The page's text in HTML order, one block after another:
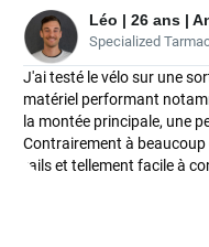
Léo | 26 ans |
Specialized
J'ai testé le vélo sur une
matériel performant
la montée principale, une
Contrairement à beaucoup
rails et tellement facile à